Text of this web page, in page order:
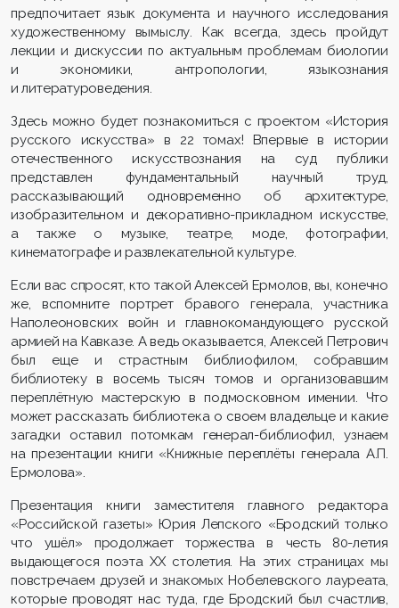
предпочитает язык документа и научного исследования
художественному вымыслу. Как всегда, здесь пройдут
лекции и дискуссии по актуальным проблемам биологии
и экономики, антропологии, языкознания
и литературоведения.
Здесь можно будет познакомиться с проектом «История
русского искусства» в 22 томах! Впервые в истории
отечественного искусствознания на суд публики
представлен фундаментальный научный труд,
рассказывающий одновременно об архитектуре,
изобразительном и декоративно-прикладном искусстве,
а также о музыке, театре, моде, фотографии,
кинематографе и развлекательной культуре.
Если вас спросят, кто такой Алексей Ермолов, вы, конечно
же, вспомните портрет бравого генерала, участника
Наполеоновских войн и главнокомандующего русской
армией на Кавказе. А ведь оказывается, Алексей Петрович
был еще и страстным библиофилом, собравшим
библиотеку в восемь тысяч томов и организовавшим
переплётную мастерскую в подмосковном имении. Что
может рассказать библиотека о своем владельце и какие
загадки оставил потомкам генерал-библиофил, узнаем
на презентации книги «Книжные переплёты генерала А.П.
Ермолова».
Презентация книги заместителя главного редактора
«Российской газеты» Юрия Лепского «Бродский только
что ушёл» продолжает торжества в честь 80-летия
выдающегося поэта XX столетия. На этих страницах мы
повстречаем друзей и знакомых Нобелевского лауреата,
которые проводят нас туда, где Бродский был счастлив,